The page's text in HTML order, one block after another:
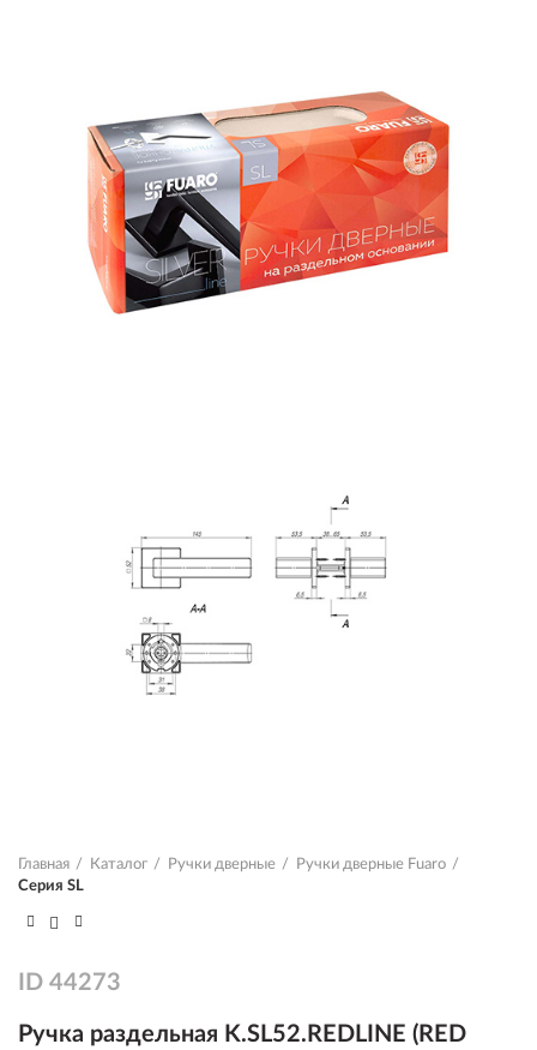
Главная Каталог Ручки дверные
Ручки дверные Fuaro
Серия SL
ID 44273
Ручка раздельная K.SL52.REDLINE (RED